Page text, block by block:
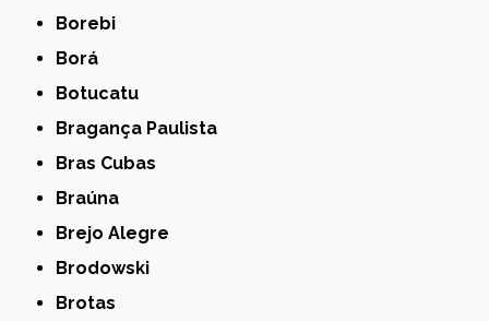
Borebi
Borá
Botucatu
Bragança Paulista
Bras Cubas
Braúna
Brejo Alegre
Brodowski
Brotas